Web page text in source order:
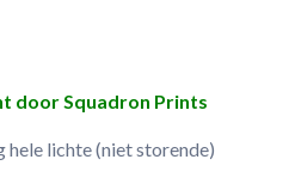
door Squadron Prints
hele lichte (niet storende)